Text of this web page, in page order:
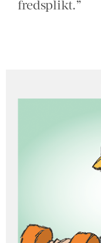
fredsplikt.”